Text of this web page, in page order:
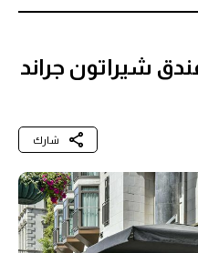
شيراتون جراند
شارك